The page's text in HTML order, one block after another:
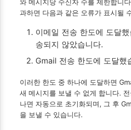
와 메시지당 수신자 수를 제한합니
과하면 다음과 같은 오류가 표시될
이메일 전송 한도에 도달
송되지 않았습니다.
Gmail 전송 한도에 도달했
이러한 한도 중 하나에 도달하면
새 메시지를 보낼 수 없게 합니다.
나면 자동으로 초기화되며, 그 후
을 보낼 수 있습니다.